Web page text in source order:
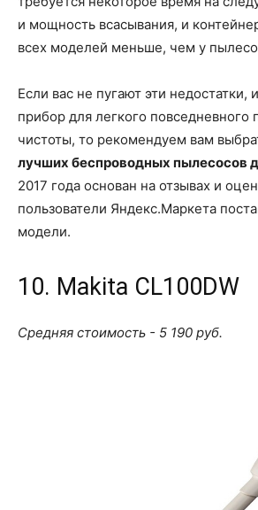
и мощность всасывания, и
всех моделей меньше, чем у
Если вас не пугают эти недостатки,
прибор для легкого повседневного
чистоты, то рекомендуем вам
лучших беспроводных пылесосов
2017 года основан на отзывах и
пользователи Яндекс.Маркета
модели.
10. Makita CL100DW
Средняя стоимость - 5 190 руб.